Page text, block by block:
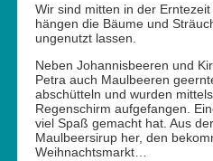
Wir sind mitten in der
hängen die Bäume und
ungenutzt lassen.
Neben Johannisbeeren und
Petra auch Maulbeeren
abschütteln und wurden
Regenschirm aufgefangen.
viel Spaß gemacht hat. Aus
Maulbeersirup her, den
Weihnachtsmarkt…